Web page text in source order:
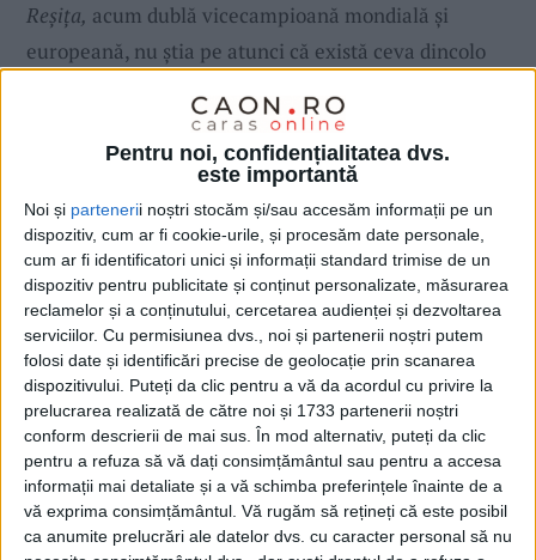
Pentru noi, confidențialitatea dvs.
este importantă
Noi și partenerii noștri stocăm și/sau accesăm informații pe un
dispozitiv, cum ar fi cookie-urile, și procesăm date personale,
cum ar fi identificatori unici și informații standard trimise de un
dispozitiv pentru publicitate și conținut personalizate, măsurarea
reclamelor și a conținutului, cercetarea audienței și dezvoltarea
serviciilor. Cu permisiunea dvs., noi și partenerii noștri putem
folosi date și identificări precise de geolocație prin scanarea
dispozitivului. Puteți da clic pentru a vă da acordul cu privire la
prelucrarea realizată de către noi și 1733 partenerii noștri
conform descrierii de mai sus. În mod alternativ, puteți da clic
pentru a refuza să vă dați consimțământul sau pentru a accesa
informații mai detaliate și a vă schimba preferințele înainte de a
vă exprima consimțământul. Vă rugăm să rețineți că este posibil
ca anumite prelucrări ale datelor dvs. cu caracter personal să nu
Reșița, acum dublă vicecampioană mondială și
europeană, nu știa pe atunci că există ceva dincolo
clasa a treia, când a văzut un afiș pe ușa școlii și s-a
dus la un antrenament împreună cu câțiva colegi
pentru că „voiam să mă joc, să-mi pierd timpul liber.
Nu știam unde mă duc, ce înseamnă luptele sau ce
sport mă apuc să fac”. I-a plăcut să se joace la
antrenamente, i-a plăcut concurența și i-a plăcut să
câștige.
A înțeles că drumul început din întâmplare poate
deveni ceva serios în 2007, când și-a împlinit visul și
a câștigat primul titlu național – pe care l-a apărat
de atunci în fiecare an. Nu i-a fost ușor, „pentru că eu
eram mică și mă credeam bună. Și când am ajuns